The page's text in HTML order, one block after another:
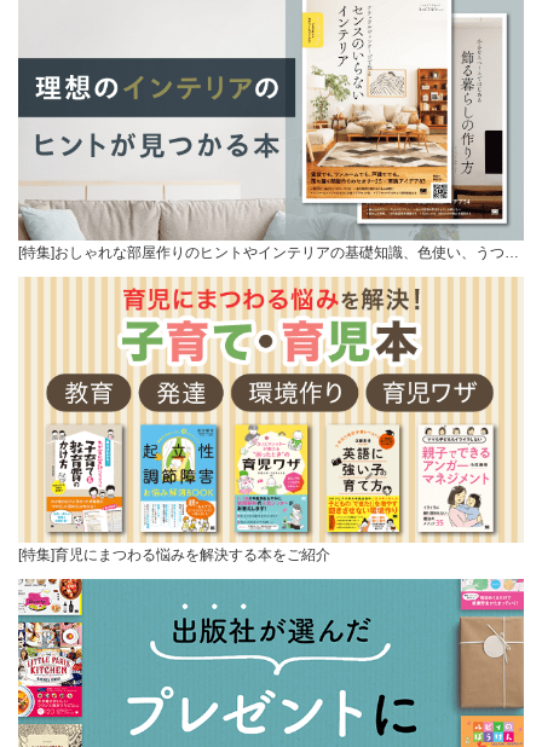
[特集]おしゃれな部屋作りのヒントやインテリアの基礎知識、色使い、うつ…
[特集]育児にまつわる悩みを解決する本をご紹介